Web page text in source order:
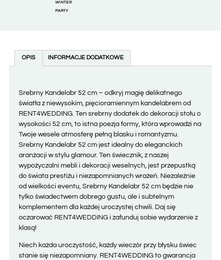
WINTER
PARTY
OPIS INFORMACJE DODATKOWE
Srebrny Kandelabr 52 cm – odkryj magię delikatnego
światła z niewysokim, pięcioramiennym kandelabrem od
RENT4WEDDING. Ten srebrny dodatek do dekoracji stołu o
wysokości 52 cm, to istna poezja formy, która wprowadzi na
Twoje wesele atmosferę pełną blasku i romantyzmu.
Srebrny Kandelabr 52 cm jest idealny do eleganckich
aranżacji w stylu glamour. Ten świecznik, z naszej
wypożyczalni mebli i dekoracji weselnych, jest przepustką
do świata prestiżu i niezapomnianych wrażeń. Niezależnie
od wielkości eventu, Srebrny Kandelabr 52 cm będzie nie
tylko świadectwem dobrego gustu, ale i subtelnym
komplementem dla każdej uroczystej chwili. Daj się
oczarować RENT4WEDDING i zafunduj sobie wydarzenie z
klasą!
Niech każda uroczystość, każdy wieczór przy błysku świec
stanie się niezapomniany. RENT4WEDDING to gwarancja